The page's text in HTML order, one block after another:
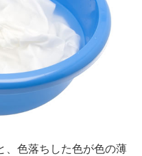
、色落ちした色が色の薄